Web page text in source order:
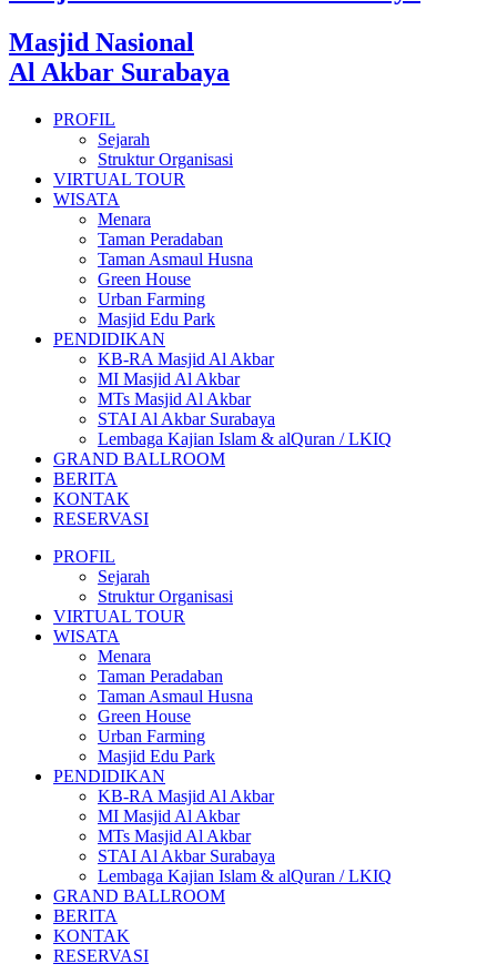
Masjid Nasional
Al Akbar Surabaya
PROFIL
Sejarah
Struktur Organisasi
VIRTUAL TOUR
WISATA
Menara
Taman Peradaban
Taman Asmaul Husna
Green House
Urban Farming
Masjid Edu Park
PENDIDIKAN
KB-RA Masjid Al Akbar
MI Masjid Al Akbar
MTs Masjid Al Akbar
STAI Al Akbar Surabaya
Lembaga Kajian Islam & alQuran / LKIQ
GRAND BALLROOM
BERITA
KONTAK
RESERVASI
PROFIL
Sejarah
Struktur Organisasi
VIRTUAL TOUR
WISATA
Menara
Taman Peradaban
Taman Asmaul Husna
Green House
Urban Farming
Masjid Edu Park
PENDIDIKAN
KB-RA Masjid Al Akbar
MI Masjid Al Akbar
MTs Masjid Al Akbar
STAI Al Akbar Surabaya
Lembaga Kajian Islam & alQuran / LKIQ
GRAND BALLROOM
BERITA
KONTAK
RESERVASI